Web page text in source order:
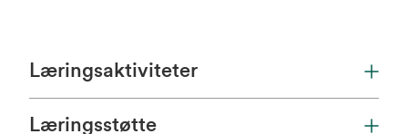
Læringsaktiviteter
Læringsstøtte